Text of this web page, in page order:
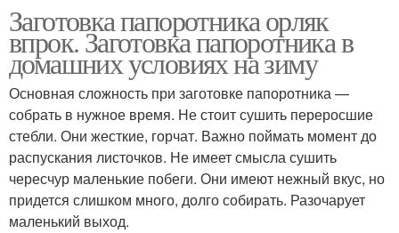
Заготовка папоротника орляк
впрок. Заготовка папоротника в
домашних условиях на зиму
Основная сложность при заготовке папоротника —
собрать в нужное время. Не стоит сушить переросшие
стебли. Они жесткие, горчат. Важно поймать момент до
распускания листочков. Не имеет смысла сушить
чересчур маленькие побеги. Они имеют нежный вкус, но
придется слишком много, долго собирать. Разочарует
маленький выход.